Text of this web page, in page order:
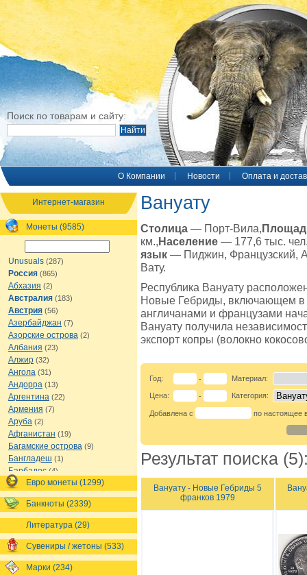
Поиск по товарам и сайту:
O Компании Новости Оплата и
Интернет-магазин
Монеты (9585)
Unusuals (287)
Россия (865)
Абхазия (2)
Австралия (183)
Австрия (56)
Азербайджан (7)
Азорские острова (2)
Албания (23)
Алжир (32)
Ангола (31)
Андорра (13)
Аргентина (22)
Армения (7)
Аруба (2)
Афганистан (19)
Багамские острова (9)
Бангладеш (1)
Барбадос (4)
Бахрейн(1)
Беларусь(18)
Белиз(16)
Бельгия(69)
Бельгийское Конго(4)
Бенин(4)
Бермуды(1)
Болгария(43)
Евро монеты (1299)
Банкноты (2339)
Литература (29)
Сувениры / жетоны (533)
Марки (234)
Вануату
Столица — Порт-Вила,
км.,Население — 177,6 тыс.
язык — Пиджин, Французский,
Вату.
Республика Вануату
Новые Гебриды, включающем в
англичанами и французами
Вануату получила
экспорт копры (волокно
Год: - Материал:
Цена: - Категория:
Добавлена с по настоящее
Результат поиска
Вануату - Новые Гебриды 5
франков 1979